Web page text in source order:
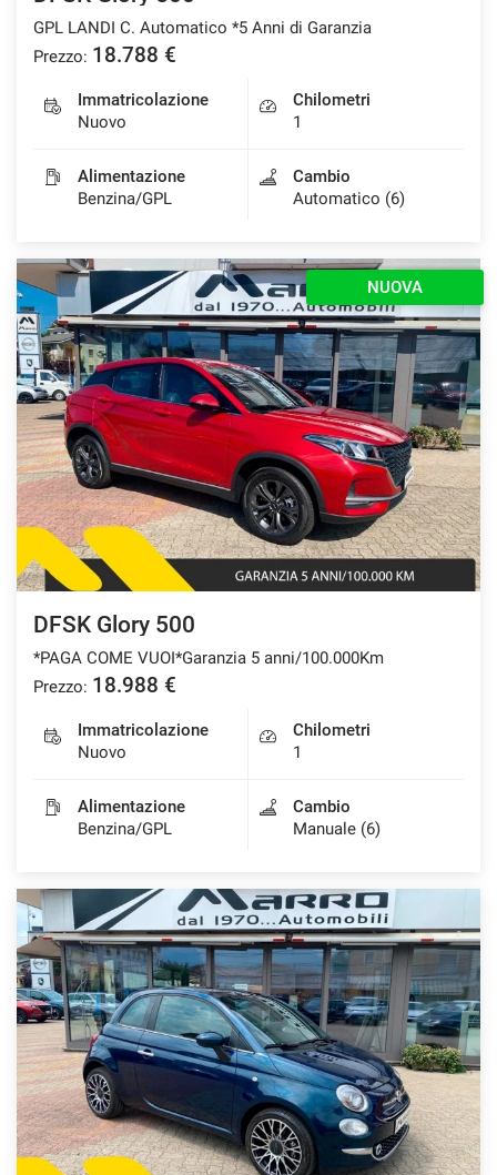
GPL LANDI C. Automatico *5 Anni di Garanzia
Prezzo: 18.788 €
Immatricolazione
Nuovo
Chilometri
1
Alimentazione
Benzina/GPL
Cambio
Automatico (6)
NUOVA
DFSK Glory 500
*PAGA COME VUOI*Garanzia 5 anni/100.000Km
Prezzo: 18.988 €
Immatricolazione
Nuovo
Chilometri
1
Alimentazione
Benzina/GPL
Cambio
Manuale (6)